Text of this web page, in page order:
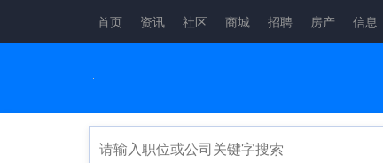
首页 资讯 社区 商城 招聘 房产 信息